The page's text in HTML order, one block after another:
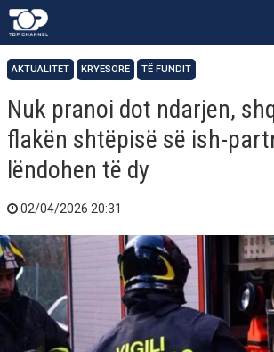
AKTUALITET KRYESORE TË FUNDIT
Nuk pranoi dot ndarjen,
flakën shtëpisë së ish-
lëndohen të dy
02/04/2026 20:31